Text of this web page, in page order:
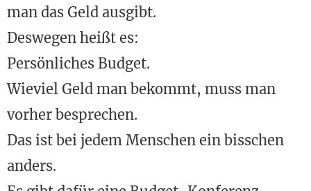
man das Geld ausgibt.
Deswegen heißt es:
Persönliches Budget.
Wieviel Geld man bekommt, muss man
vorher besprechen.
Das ist bei jedem Menschen ein bisschen
anders.